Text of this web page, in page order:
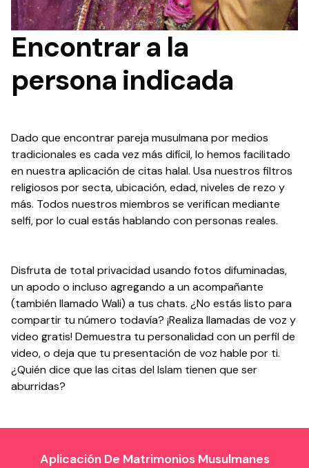
Encontrar a la
persona indicada
Dado que encontrar pareja musulmana por medios
tradicionales es cada vez más difícil, lo hemos facilitado
en nuestra aplicación de citas halal. Usa nuestros filtros
religiosos por secta, ubicación, edad, niveles de rezo y
más. Todos nuestros miembros se verifican mediante
selfi, por lo cual estás hablando con personas reales.
Disfruta de total privacidad usando fotos difuminadas,
un apodo o incluso agregando a un acompañante
(también llamado Wali) a tus chats. ¿No estás listo para
compartir tu número todavía? ¡Realiza llamadas de voz y
video gratis! Demuestra tu personalidad con un perfil de
video, o deja que tu presentación de voz hable por ti.
¿Quién dice que las citas del Islam tienen que ser
aburridas?
Aplicación De Matrimonios Musulmanes